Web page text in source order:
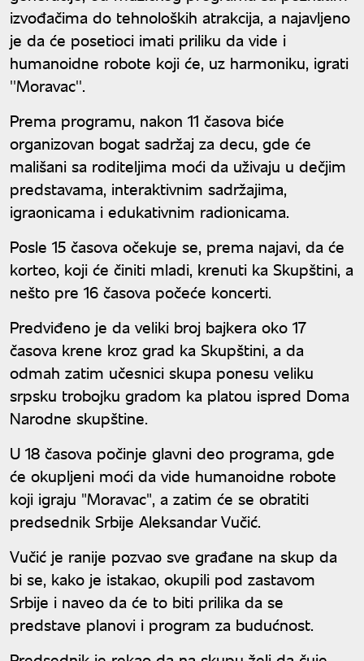
izvođačima do tehnoloških atrakcija, a najavljeno
je da će posetioci imati priliku da vide i
humanoidne robote koji će, uz harmoniku, igrati
''Moravac''.
Prema programu, nakon 11 časova biće
organizovan bogat sadržaj za decu, gde će
mališani sa roditeljima moći da uživaju u dečjim
predstavama, interaktivnim sadržajima,
igraonicama i edukativnim radionicama.
Posle 15 časova očekuje se, prema najavi, da će
korteo, koji će činiti mladi, krenuti ka Skupštini, a
nešto pre 16 časova počeće koncerti.
Predviđeno je da veliki broj bajkera oko 17
časova krene kroz grad ka Skupštini, a da
odmah zatim učesnici skupa ponesu veliku
srpsku trobojku gradom ka platou ispred Doma
Narodne skupštine.
U 18 časova počinje glavni deo programa, gde
će okupljeni moći da vide humanoidne robote
koji igraju "Moravac", a zatim će se obratiti
predsednik Srbije Aleksandar Vučić.
Vučić je ranije pozvao sve građane na skup da
bi se, kako je istakao, okupili pod zastavom
Srbije i naveo da će to biti prilika da se
predstave planovi i program za budućnost.